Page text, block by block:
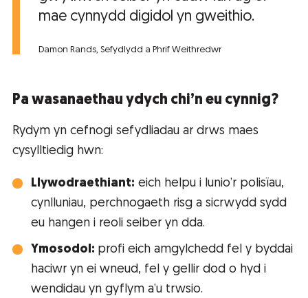
mae cynnydd digidol yn gweithio.
Damon Rands, Sefydlydd a Phrif Weithredwr
Pa wasanaethau ydych chi’n eu cynnig?
Rydym yn cefnogi sefydliadau ar drws maes
cysylltiedig hwn:
Llywodraethiant: eich helpu i lunio’r polisïau,
cynlluniau, perchnogaeth risg a sicrwydd sydd
eu hangen i reoli seiber yn dda.
Ymosodol: profi eich amgylchedd fel y byddai
haciwr yn ei wneud, fel y gellir dod o hyd i
wendidau yn gyflym a’u trwsio.